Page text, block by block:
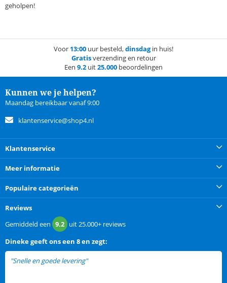
geholpen!
Voor 13:00 uur besteld,dinsdagin huis!
Gratisverzending en retour
Een 9.2 uit25.000 beoordelingen
Kunnen we je helpen?
Maandag bereikbaar vanaf 9:00
klantenservice@shop4.nl
Klantenservice
Meer informatie
Populaire categorieën
Reviews
Gemiddeld een 9.2 uit25.000+ reviews
Dinekegeeft ons een 8 en zegt:
"Snelle en goede levering"